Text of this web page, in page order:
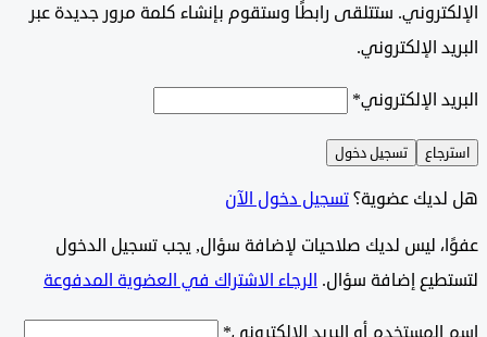
ستتلقى رابطًا وستقوم بإنشاء كلمة مرور جديدة عبر
الإلكتروني.
الإلكتروني*
تسجيل دخول
عضوية؟تسجيل دخول الآن
ليس لديك صلاحيات لإضافة سؤال, يجب تسجيل الدخول
إضافة سؤال.الرجاء الاشتراك في العضوية المدفوعة